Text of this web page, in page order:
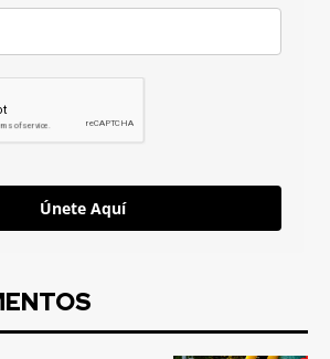
Únete Aquí